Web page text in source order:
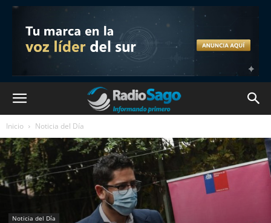
Inicio Noticia del Día
Noticia del Día